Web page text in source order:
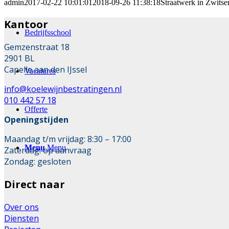
Bedrijfsschool
Vacatures
Offerte
Menu Menu
admin2017-02-22 10:01:01 2018-09-26 11:38:18Straatwerk in
Kantoor
Gemzenstraat 18
2901 BL
Capelle aan den IJssel
info@koelewijnbestratingen.nl
010 442 57 18
Openingstijden
Maandag t/m vrijdag: 8:30 – 17:00
Zaterdag: op aanvraag
Zondag: gesloten
Direct naar
Over ons
Diensten